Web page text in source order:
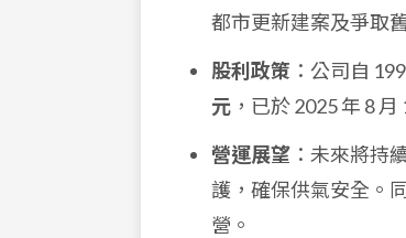
都市更新建案及爭取
股利政策 ：公司自
元 ，已於 2025 年 8
營運展望 ：未來將持
護，確保供氣安全。
營。